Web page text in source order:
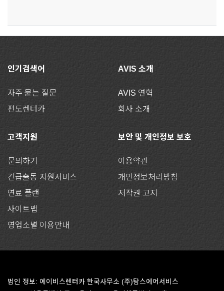
인기검색어
자주 묻는 질문
편도렌터카
AVIS 소개
AVIS 연혁
회사 소개
고객지원
문의하기
긴급출동 지원서비스
연료 플랜
사이트맵
영업소별 이용안내
보안 및 개인정보 보호
이용약관
개인정보처리방침
저작권 고지
법인 정보: 에이비스렌터카 한국사무소 (주)탐스에어서비스